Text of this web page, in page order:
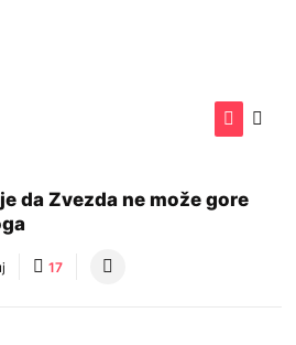
da Zvezda ne može gore
17